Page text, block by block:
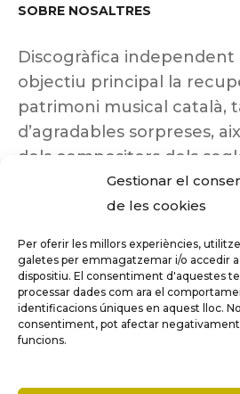
Gestionar el
de les cookies
Per oferir les millors experiències,
galetes per emmagatzemar i/o accedir a
dispositiu. El consentiment d'aquestes
processar dades com ara el
identificacions úniques en aquest lloc.
consentiment, pot afectar
funcions.
SOBRE NOSALTRES
Discogràfica independent
objectiu principal la
patrimoni musical català,
d’agradables sorpreses,
dels compositors dels
insuficientment coneguts.
Tots els drets
Música.